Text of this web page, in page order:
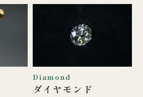
Diamond
ダイヤモンド